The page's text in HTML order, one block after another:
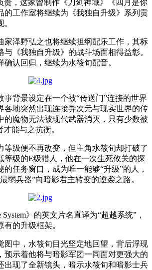
责，这家曾制作《刀剑神域》《四月是你
的工作室将继续为《我独自升级》系列贡
家泽野弘之也将继续担纲配乐工作，其标
与《我独自升级》的战斗场面相得益彰。
确认回归，继续为水筱旬配音。
事背景设定在一个被“传送门”连接的世界
地突然出现连接异次元与现实世界的传
的魔物无法被现代武器消灭，只有少数被
能与之抗衡。
等级便不再改变，但主角水筱旬却打破了
等级的E级猎人，他在一次生死攸关的探
的任务窗口，成为唯一能够“升级”的人，
弱兵器”向暗影君主转变的逆袭之路。
System》的英文片名直译为“超越系统”，
的升级框架。
图中，水筱旬目光坚定地回望，背后浮现
预示着他将与暗影军团一同面对更强大的
出现了全新镜头，暗示水筱旬和暗影士兵